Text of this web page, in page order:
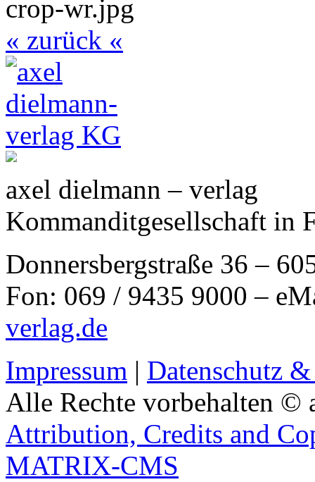
« zurück «
axel dielmann – verlag
Kommanditgesellschaft in
Donnersbergstraße 36 –
Fon: 069 / 9435 9000 –
verlag.de
Impressum | Datenschutz
Alle Rechte vorbehalten ©
Attribution, Credits and
MATRIX-CMS